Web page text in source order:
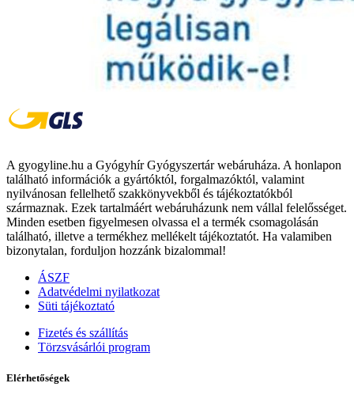
A gyogyline.hu a Gyógyhír Gyógyszertár webáruháza. A honlapon
található információk a gyártóktól, forgalmazóktól, valamint
nyilvánosan fellelhető szakkönyvekből és tájékoztatókból
származnak. Ezek tartalmáért webáruházunk nem vállal felelősséget.
Minden esetben figyelmesen olvassa el a termék csomagolásán
található, illetve a termékhez mellékelt tájékoztatót. Ha valamiben
bizonytalan, forduljon hozzánk bizalommal!
ÁSZF
Adatvédelmi nyilatkozat
Süti tájékoztató
Fizetés és szállítás
Törzsvásárlói program
Elérhetőségek